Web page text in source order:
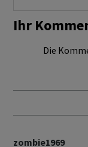
Ihr
Die
zombie1969